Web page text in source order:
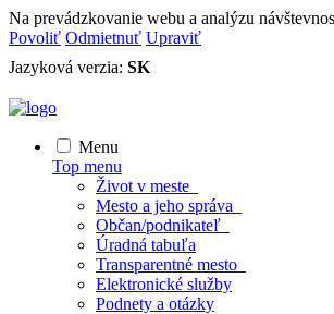
Na prevádzkovanie webu a analýzu
Povoliť Odmietnuť Upraviť
Jazyková verzia: SK
Menu
Top menu
Život v meste
Mesto a jeho správa
Občan/podnikateľ
Úradná tabuľa
Transparentné mesto
Elektronické služby
Podnety a otázky